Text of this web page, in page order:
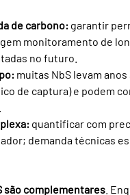
de carbono: garantir
monitoramento de
no futuro.
muitas NbS levam
de captura) e podem
quantificar com
demanda técnicas
são complementares .